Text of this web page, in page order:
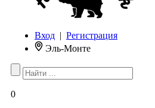
Вход | Регистрация
Эль-Монте
0